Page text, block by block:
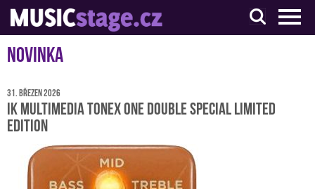
S muzikanty pro muzikanty
Novinka
31. březen 2026
IK Multimedia TONEX ONE Double Special Limited
Edition